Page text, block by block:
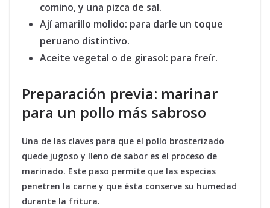
comino, y una pizca de sal.
Ají amarillo molido: para darle un toque
peruano distintivo.
Aceite vegetal o de girasol: para freír.
Preparación previa: marinar
para un pollo más sabroso
Una de las claves para que el pollo brosterizado
quede jugoso y lleno de sabor es el proceso de
marinado. Este paso permite que las especias
penetren la carne y que ésta conserve su humedad
durante la fritura.